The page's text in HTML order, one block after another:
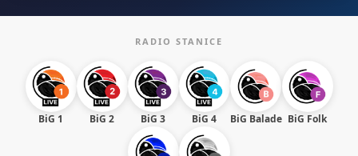
RADIO STANICE
BiG 1 BiG 2 BiG 3 BiG 4 BiG Balade BiG Folk